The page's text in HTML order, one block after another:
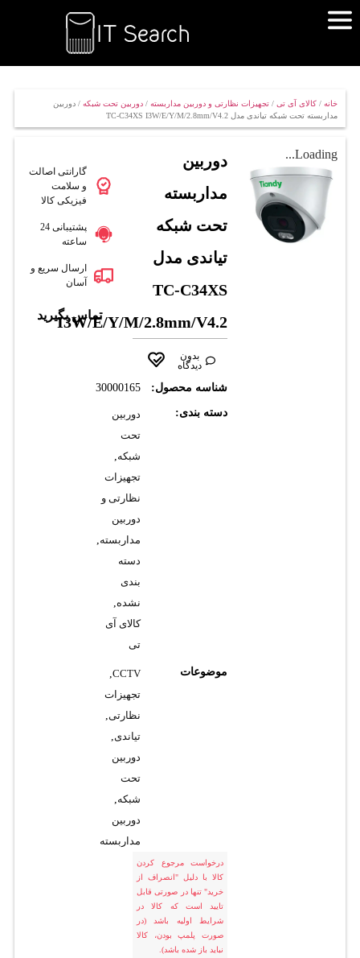
خانه/ کالای آی تی/ تجهیزات نظارتی و دوربین مداربسته/ دوربین تحت شبکه/ دوربین
مداربسته تحت شبکه تیاندی مدل TC-C34XS I3W/E/Y/M/2.8mm/V4.2
Loading...
دوربین
مداربسته
تحت شبکه
تیاندی مدل
TC-C34XS
I3W/E/Y/M/2.8mm/V4.2
بدون
دیدگاه
شناسه محصول: 30000165
دسته بندی:
دوربین
تحت
شبکه,
تجهیزات
نظارتی و
دوربین
مداربسته,
دسته
بندی
نشده,
کالای آی
تی
موضوعات CCTV
,
تجهیزات
نظارتی,
تیاندی,
دوربین
تحت
شبکه,
دوربین
مداربسته
درخواست مرجوع کردن
کالا با دلیل "انصراف از
خرید" تنها در صورتی قابل
تایید است که کالا در
شرایط اولیه باشد (در
صورت پلمپ بودن، کالا
نباید باز شده باشد).
گارانتی اصالت
و سلامت
فیزیکی کالا
پشتیبانی 24
ساعته
ارسال سریع و
آسان
تماس بگیرید